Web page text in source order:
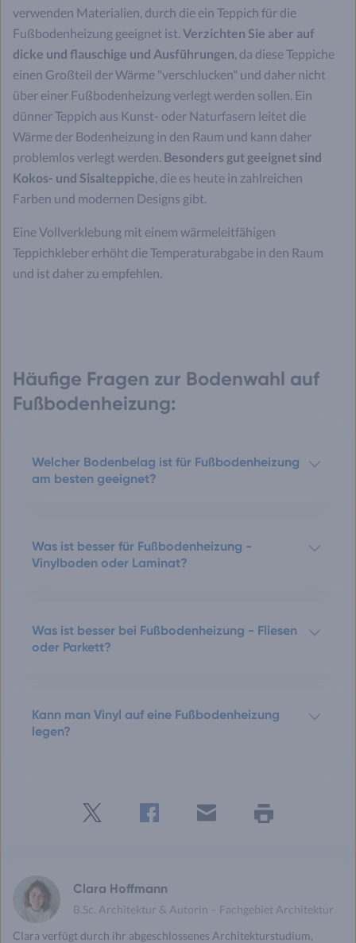
verwenden Materialien, durch die ein Teppich für die
Fußbodenheizung geeignet ist. Verzichten Sie aber auf
dicke und flauschige und Ausführungen, da diese Teppiche
einen Großteil der Wärme "verschlucken" und daher nicht
über einer Fußbodenheizung verlegt werden sollen. Ein
dünner Teppich aus Kunst- oder Naturfasern leitet die
Wärme der Bodenheizung in den Raum und kann daher
problemlos verlegt werden. Besonders gut geeignet sind
Kokos- und Sisalteppiche, die es heute in zahlreichen
Farben und modernen Designs gibt.
Eine Vollverklebung mit einem wärmeleitfähigen
Teppichkleber erhöht die Temperaturabgabe in den Raum
und ist daher zu empfehlen.
Häufige Fragen zur Bodenwahl auf
Fußbodenheizung:
Welcher Bodenbelag ist für Fußbodenheizung
am besten geeignet?
Was ist besser für Fußbodenheizung -
Vinylboden oder Laminat?
Was ist besser bei Fußbodenheizung - Fliesen
oder Parkett?
Kann man Vinyl auf eine Fußbodenheizung
legen?
Clara Hoffmann
B.Sc. Architektur & Autorin – Fachgebiet Architektur
Clara verfügt durch ihr abgeschlossenes Architekturstudium,